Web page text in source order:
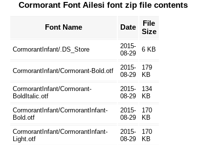
Cormorant Font Ailesi font zip file contents
Font Name Date
File
Size
CormorantInfant/.DS_Store
2015-
08-29
6 KB
CormorantInfant/Cormorant-Bold.otf
2015-
08-29
179
KB
CormorantInfant/Cormorant-
BoldItalic.otf
2015-
08-29
134
KB
CormorantInfant/CormorantInfant-
Bold.otf
2015-
08-29
170
KB
CormorantInfant/CormorantInfant-
Light.otf
2015-
08-29
170
KB